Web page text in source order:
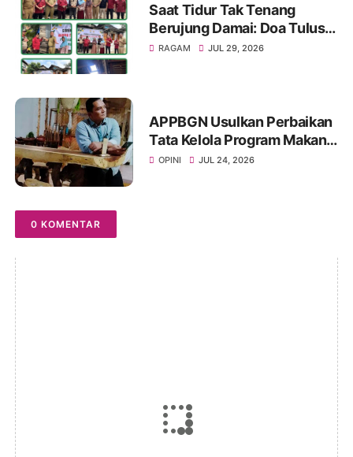
Saat Tidur Tak Tenang
Berujung Damai: Doa Tulus
MC-JK untuk Ibu Rusdiana
RAGAM JUL 29, 2026
APPBGN Usulkan Perbaikan
Tata Kelola Program Makan
Bergizi Gratis agar Lebih
OPINI JUL 24, 2026
0 KOMENTAR